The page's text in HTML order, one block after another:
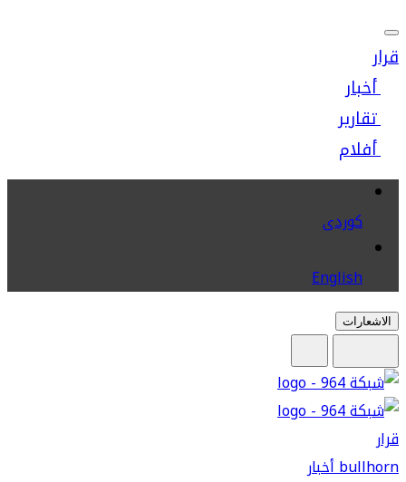
قرار
أخبار
تقارير
أفلام
كوردى
English
الاشعارات
قرار
bullhornأخبار